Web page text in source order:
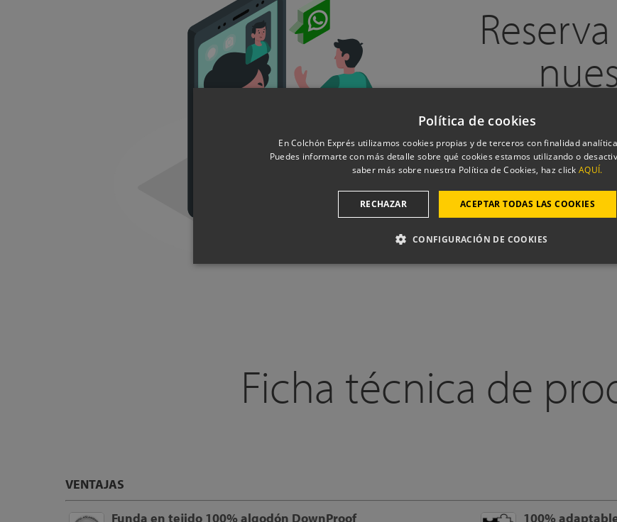
¿Necesitas ayuda?
Reserva
con uno de nuestros
necesidades y te
adaptarse a tu forma de
Ficha técnica de
VENTAJAS
Funda en tejido 100% algodón DownProof 100%
Política de cookies
En Colchón Exprés utilizamos cookies propias y de terceros con finalidad
Puedes informarte con más detalle sobre qué cookies estamos utilizando o
saber más sobre nuestra Política de Cookies, haz click AQUÍ.
ACEPTAR TODAS LAS COOKIES
RECHAZAR
CONFIGURACIÓN DE COOKIES